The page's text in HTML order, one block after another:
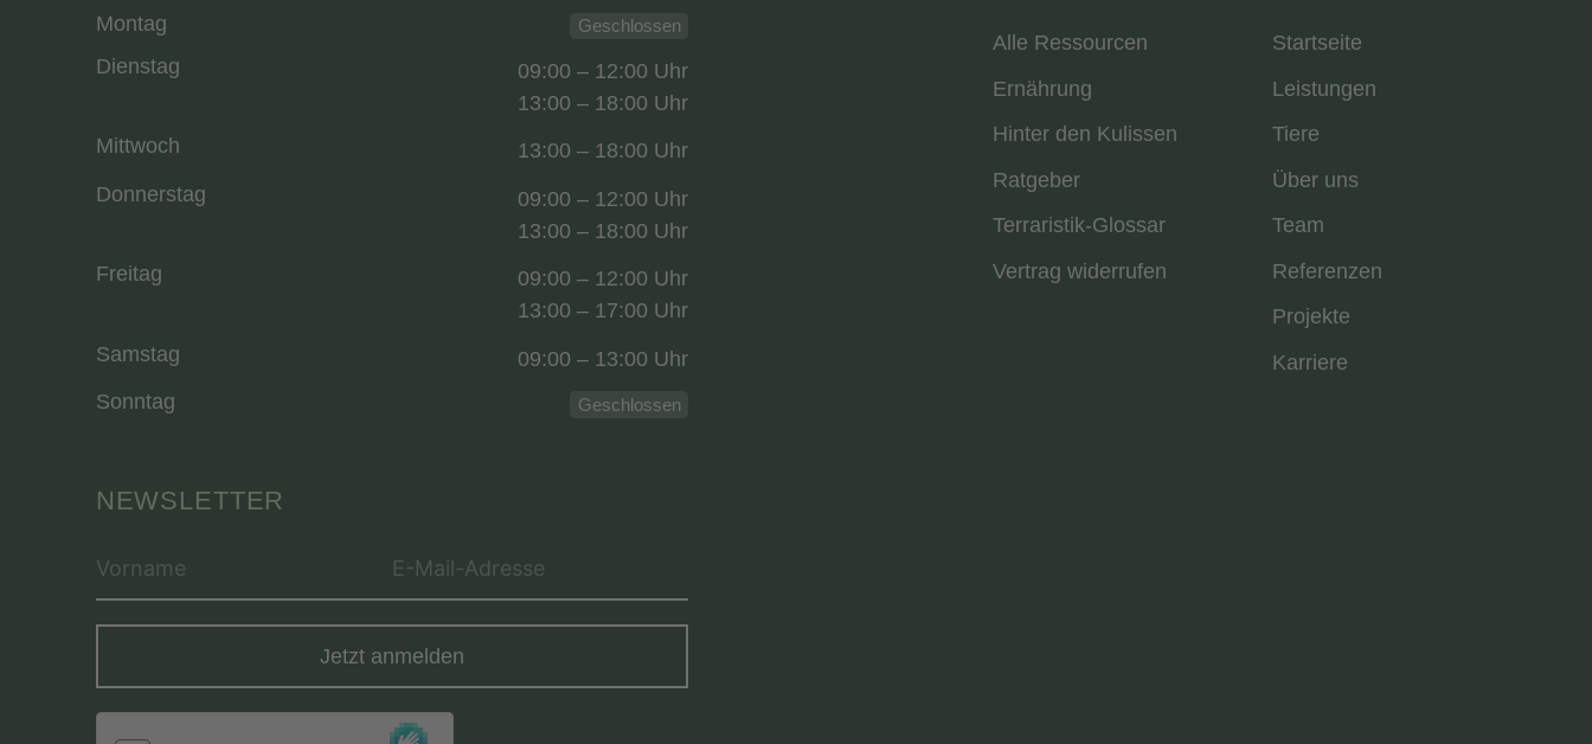
Alle Ressourcen
Ernährung
Hinter den Kulissen
Ratgeber
Terraristik-Glossar
Vertrag widerrufen
Startseite
Leistungen
Tiere
Über uns
Team
Referenzen
Projekte
Karriere
Montag Geschlossen
Dienstag
09:00 – 12:00 Uhr
13:00 – 18:00 Uhr
Mittwoch
13:00 – 18:00 Uhr
Donnerstag
09:00 – 12:00 Uhr
13:00 – 18:00 Uhr
Freitag
09:00 – 12:00 Uhr
13:00 – 17:00 Uhr
Samstag
09:00 – 13:00 Uhr
Sonntag
Geschlossen
NEWSLETTER
Jetzt anmelden